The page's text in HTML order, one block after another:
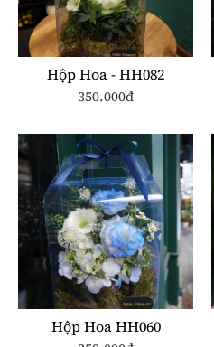
Hộp Hoa - HH082
350.000đ
Hộp Hoa HH060